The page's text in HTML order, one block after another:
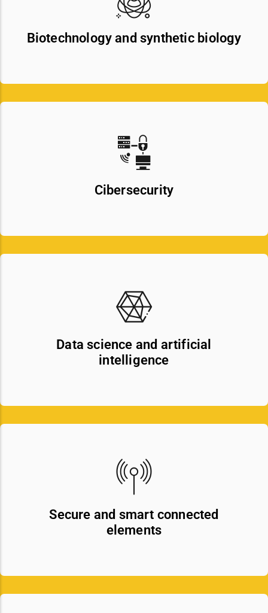
Biotechnology and synthetic biology
Cibersecurity
Data science and artificial
intelligence
Secure and smart connected
elements